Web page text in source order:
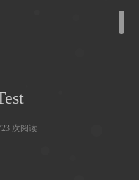
次阅读